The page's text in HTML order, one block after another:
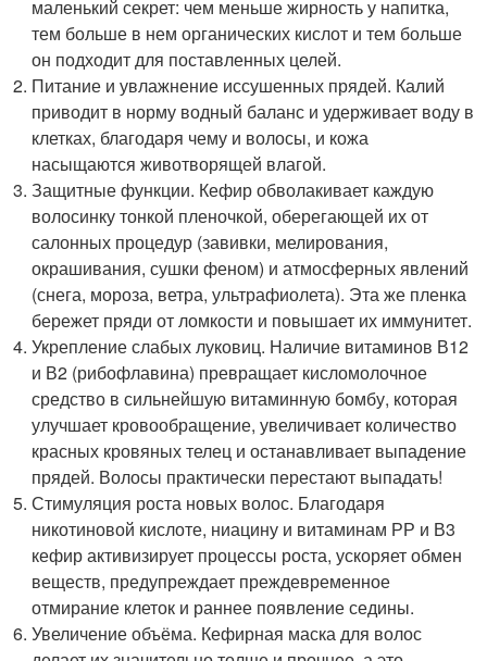
маленький секрет: чем меньше жирность у напитка,
тем больше в нем органических кислот и тем больше
он подходит для поставленных целей.
Питание и увлажнение иссушенных прядей. Калий
приводит в норму водный баланс и удерживает воду в
клетках, благодаря чему и волосы, и кожа
насыщаются животворящей влагой.
Защитные функции. Кефир обволакивает каждую
волосинку тонкой пленочкой, оберегающей их от
салонных процедур (завивки, мелирования,
окрашивания, сушки феном) и атмосферных явлений
(снега, мороза, ветра, ультрафиолета). Эта же пленка
бережет пряди от ломкости и повышает их иммунитет.
Укрепление слабых луковиц. Наличие витаминов В12
и В2 (рибофлавина) превращает кисломолочное
средство в сильнейшую витаминную бомбу, которая
улучшает кровообращение, увеличивает количество
красных кровяных телец и останавливает выпадение
прядей. Волосы практически перестают выпадать!
Стимуляция роста новых волос. Благодаря
никотиновой кислоте, ниацину и витаминам РР и В3
кефир активизирует процессы роста, ускоряет обмен
веществ, предупреждает преждевременное
отмирание клеток и раннее появление седины.
Увеличение объёма. Кефирная маска для волос